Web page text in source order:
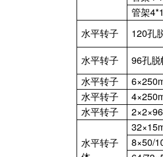
管架
水平转子
120孔
水平转子
96孔
水平转子
水平转子
水平转子
水平转子
8×50/